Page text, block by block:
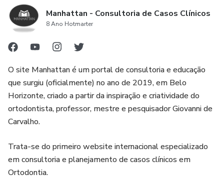
Manhattan - Consultoria de Casos Clínicos
8 Ano Hotmarter
O site Manhattan é um portal de consultoria e educação
que surgiu (oficialmente) no ano de 2019, em Belo
Horizonte, criado a partir da inspiração e criatividade do
ortodontista, professor, mestre e pesquisador Giovanni de
Carvalho.
Trata-se do primeiro website internacional especializado
em consultoria e planejamento de casos clínicos em
Ortodontia.